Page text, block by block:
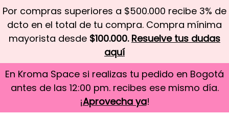
Por compras superiores a $500.000 recibe 3% de
dcto en el total de tu compra. Compra mínima
mayorista desde $100.000. Resuelve tus dudas
aquí
En Kroma Space si realizas tu pedido en Bogotá
antes de las 12:00 pm. recibes ese mismo día.
¡Aprovecha ya!